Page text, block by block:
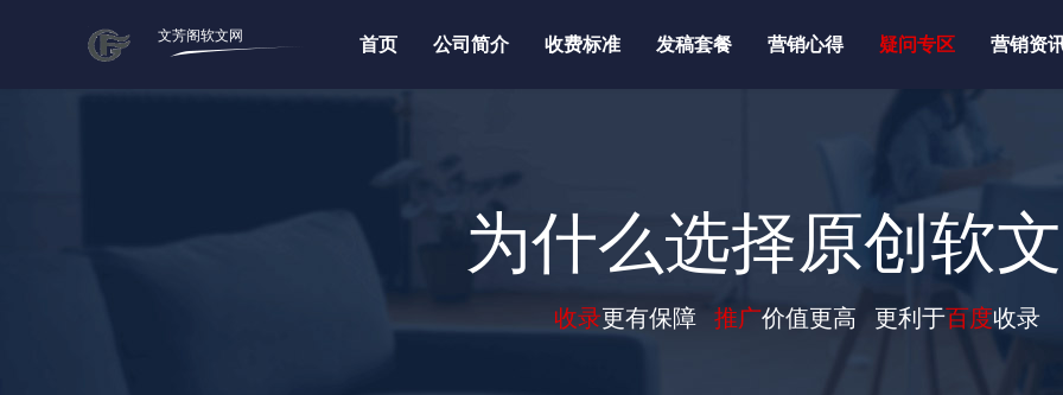
文芳阁软文网 首页 公司简介 收费标准 发稿套餐 营销心得 疑问专区 营销资
为什么选择原创软
收录更有保障 推广价值更高 更利于百度收录